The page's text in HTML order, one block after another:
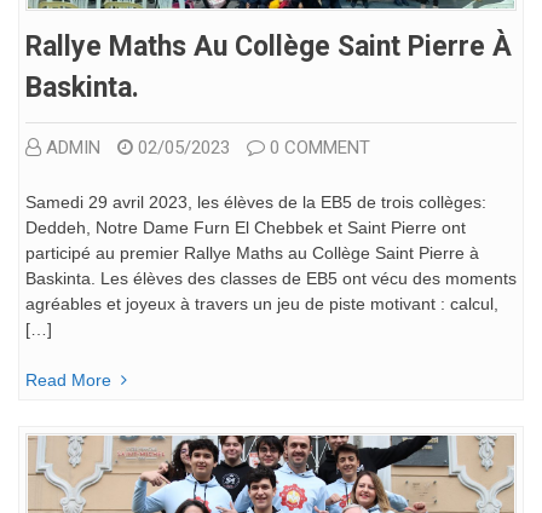
Rallye Maths Au Collège Saint Pierre À
Baskinta.
ADMIN 02/05/2023 0 COMMENT
Samedi 29 avril 2023, les élèves de la EB5 de trois collèges:
Deddeh, Notre Dame Furn El Chebbek et Saint Pierre ont
participé au premier Rallye Maths au Collège Saint Pierre à
Baskinta. Les élèves des classes de EB5 ont vécu des moments
agréables et joyeux à travers un jeu de piste motivant : calcul,
[…]
Read More